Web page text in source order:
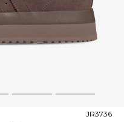
4 5
JR3736